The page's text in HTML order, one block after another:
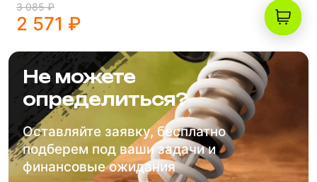
3 085 ₽
2 571 ₽
Не можете
определиться?
Оставляйте заявку, бесплатно
подберем под ваши задачи и
финансовые ожидания